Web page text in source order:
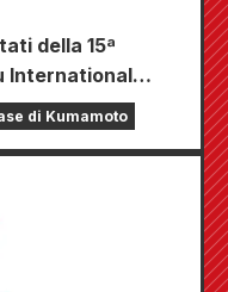
della 15ª
International
di Kumamoto